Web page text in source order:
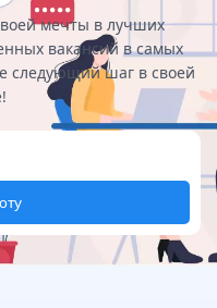
мечты в лучших
вакансий в самых
следующий шаг в своей